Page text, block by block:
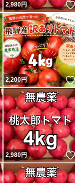
いいね！
2,980円
いいね！
2,200円
いいね！
2,980円